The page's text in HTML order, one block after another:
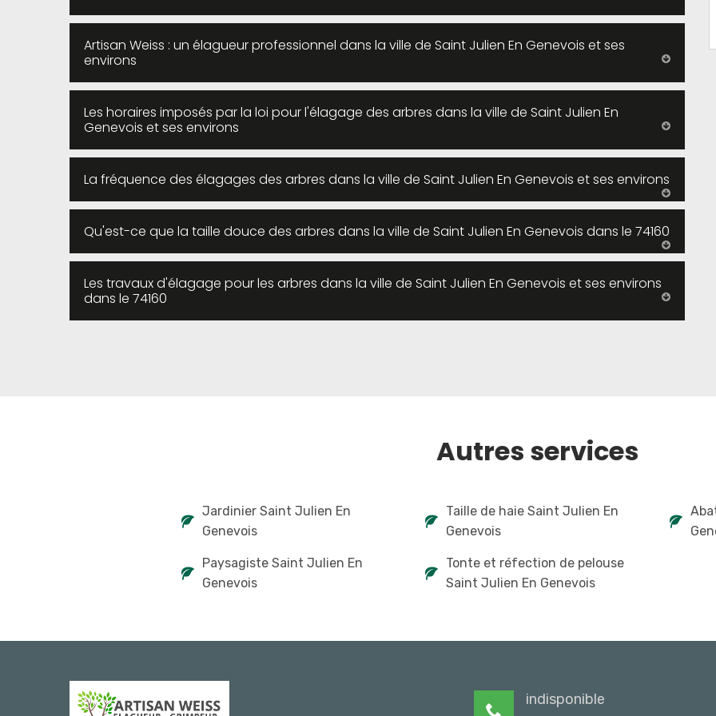
Artisan Weiss : un élagueur professionnel dans la ville de Saint Julien En Genevois et ses
environs
Les horaires imposés par la loi pour l'élagage des arbres dans la ville de Saint Julien En
Genevois et ses environs
La fréquence des élagages des arbres dans la ville de Saint Julien En Genevois et ses environs
Qu'est-ce que la taille douce des arbres dans la ville de Saint Julien En Genevois dans le 74160
Les travaux d'élagage pour les arbres dans la ville de Saint Julien En Genevois et ses environs
dans le 74160
Autres services
Jardinier Saint Julien En
Genevois
Paysagiste Saint Julien En
Genevois
Taille de haie Saint Julien En
Genevois
Tonte et réfection de pelouse
Saint Julien En Genevois
indisponible